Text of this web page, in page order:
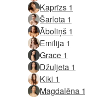
Kaprīzs 1
Šarlota 1
Āboliņš 1
Emīlija 1
Grace 1
Džuljeta 1
Kiki 1
Magdalēna 1